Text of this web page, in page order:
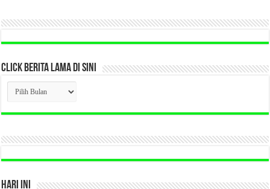
CLICK BERITA LAMA DI SINI
CLICK
BERITA
LAMA
DI
HARI INI